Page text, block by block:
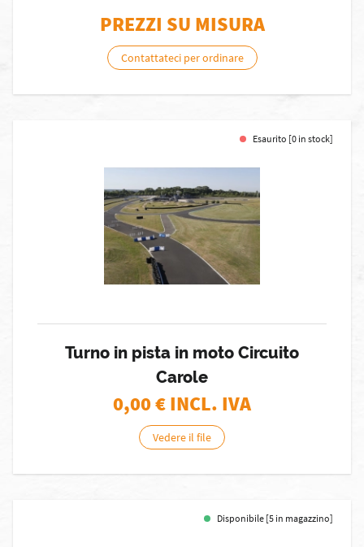
PREZZI SU MISURA
Contattateci per ordinare
Esaurito [0 in stock]
Turno in pista in moto Circuito
Carole
0,00€ INCL. IVA
Vedere il file
Disponibile [5 in magazzino]